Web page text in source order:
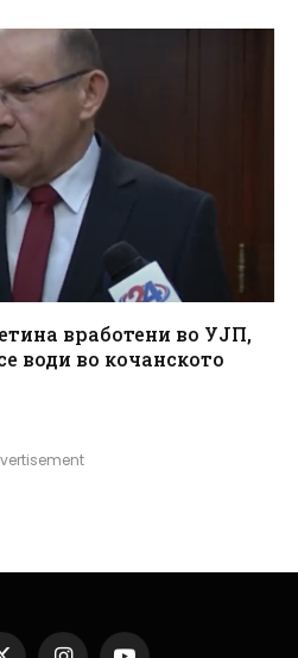
вработени во УЈП,
води во кочанското